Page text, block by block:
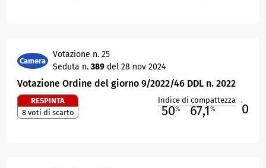
Camera
Votazione n. 25
Seduta n. 389 del 28 nov 2024
Votazione Ordine del giorno 9/2022/46 DDL n. 2022
RESPINTA
8 voti di scarto
Indice di compattezza
50% 67,1% 0